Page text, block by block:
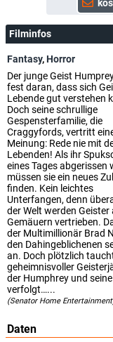
Filminfos
Fantasy,Horror
Der junge Geist
fest daran, dass sich
Lebende gut verstehen
Doch seine schrullige
Gespensterfamilie, die
Craggyfords, vertritt
Meinung: Rede nie mit
Lebenden! Als ihr
eines Tages abgerissen
müssen sie ein neues
finden. Kein leichtes
Unterfangen, denn
der Welt werden Geister
Gemäuern vertrieben.
der Multimillionär Brad
den Dahingeblichenen
an. Doch plötzlich
geheimnisvoller
der Humphrey und
verfolgt…...
(Senator Home
Daten